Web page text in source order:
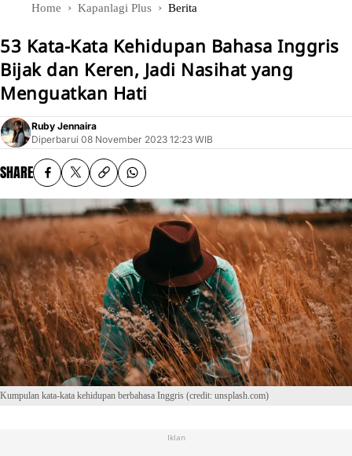
Home Kapanlagi Plus Berita
53 Kata-Kata Kehidupan Bahasa Inggris
Bijak dan Keren, Jadi Nasihat yang
Menguatkan Hati
Ruby Jennaira
Diperbarui 08 November 2023 12:23 WIB
SHARE
Kumpulan kata-kata kehidupan berbahasa Inggris (credit: unsplash.com)
Iklan